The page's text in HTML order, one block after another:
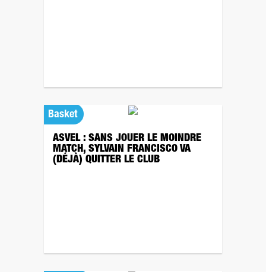
Basket
ASVEL : SANS JOUER LE MOINDRE
MATCH, SYLVAIN FRANCISCO VA
(DÉJÀ) QUITTER LE CLUB